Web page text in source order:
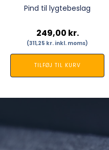
Pind til lygtebeslag
249,00 kr.
(311,25 kr. inkl. moms)
TILFØJ TIL KURV